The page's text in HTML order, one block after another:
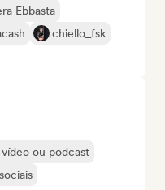
Ebbasta
chiello_fsk
ou podcast